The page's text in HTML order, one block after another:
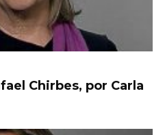
Chirbes, por Carla